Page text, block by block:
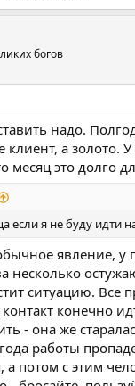
богов
надо.
клиент, а золото.
месяц это долго
если я не буду идти
явление, у
несколько
ситуацию. Все
конечно
- она же
работы
а потом с этим